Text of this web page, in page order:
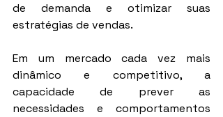
de demanda e otimizar suas
estratégias de vendas.
Em um mercado cada vez mais
dinâmico e competitivo, a
capacidade de prever as
necessidades e comportamentos